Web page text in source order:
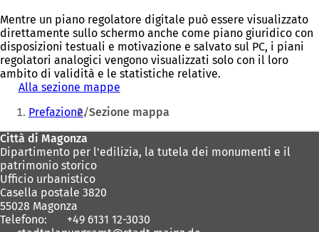
Mentre un piano regolatore digitale può essere visualizzato
direttamente sullo schermo anche come piano giuridico con
disposizioni testuali e motivazione e salvato sul PC, i piani
regolatori analogici vengono visualizzati solo con il loro
ambito di validità e le statistiche relative.
Alla sezione mappe
Siete
qui:
Prefazione Sezione mappa
Area
dei
piedi
Città di Magonza
Dipartimento per l'edilizia, la tutela dei monumenti e il
patrimonio storico
Ufficio urbanistico
Casella postale 3820
55028 Magonza
Telefono:
+49 6131 12-3030